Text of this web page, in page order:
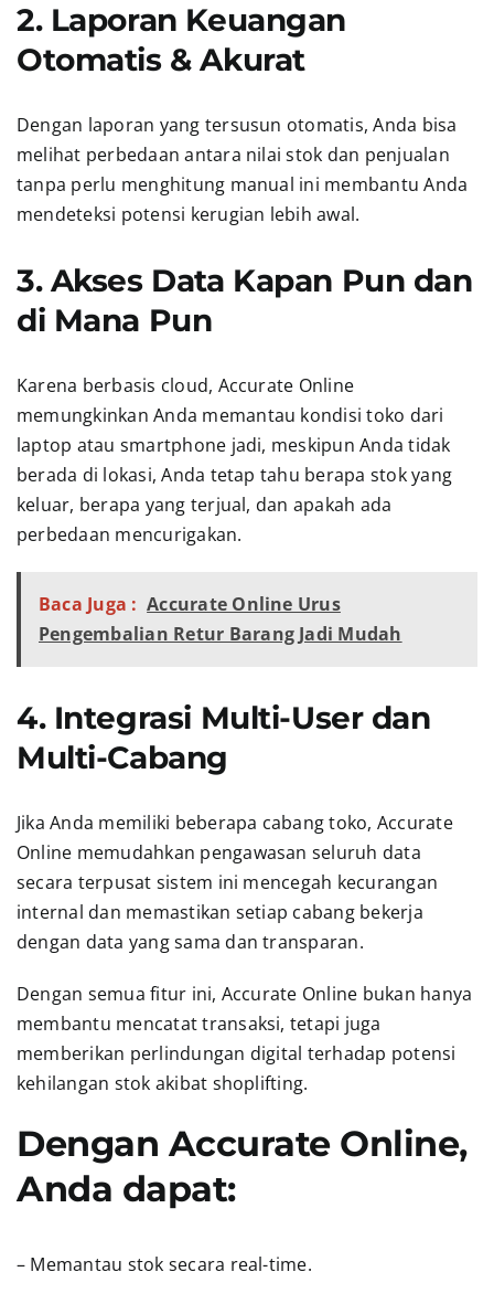
2. Laporan Keuangan
Otomatis & Akurat
Dengan laporan yang tersusun otomatis, Anda bisa
melihat perbedaan antara nilai stok dan penjualan
tanpa perlu menghitung manual ini membantu Anda
mendeteksi potensi kerugian lebih awal.
3. Akses Data Kapan Pun dan
di Mana Pun
Karena berbasis cloud, Accurate Online
memungkinkan Anda memantau kondisi toko dari
laptop atau smartphone jadi, meskipun Anda tidak
berada di lokasi, Anda tetap tahu berapa stok yang
keluar, berapa yang terjual, dan apakah ada
perbedaan mencurigakan.
Baca Juga : Accurate Online Urus
Pengembalian Retur Barang Jadi Mudah
4. Integrasi Multi-User dan
Multi-Cabang
Jika Anda memiliki beberapa cabang toko, Accurate
Online memudahkan pengawasan seluruh data
secara terpusat sistem ini mencegah kecurangan
internal dan memastikan setiap cabang bekerja
dengan data yang sama dan transparan.
Dengan semua fitur ini, Accurate Online bukan hanya
membantu mencatat transaksi, tetapi juga
memberikan perlindungan digital terhadap potensi
kehilangan stok akibat shoplifting.
Dengan Accurate Online,
Anda dapat:
– Memantau stok secara real-time.